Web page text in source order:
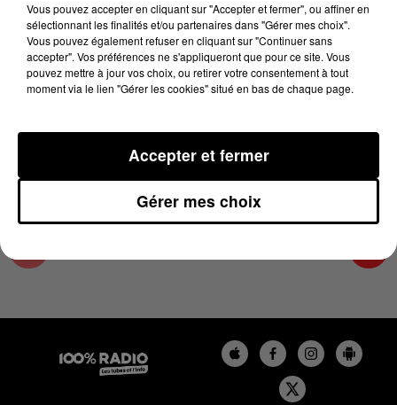
10 mai 2023 - 3 min 16 sec
LES INFOS DU GRAND TOULOUSE DU
10/05/2023 À 12H00
Podcasts infos du grand Toulouse
Vous pouvez accepter en cliquant sur "Accepter et fermer", ou affiner en
sélectionnant les finalités et/ou partenaires dans "Gérer mes choix".
Vous pouvez également refuser en cliquant sur "Continuer sans
accepter". Vos préférences ne s'appliqueront que pour ce site. Vous
pouvez mettre à jour vos choix, ou retirer votre consentement à tout
moment via le lien "Gérer les cookies" situé en bas de chaque page.
Gérer mes choix
Accepter et fermer